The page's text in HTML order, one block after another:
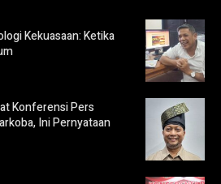
Kekuasaan: Ketika
Konferensi Pers
Ini Pernyataan